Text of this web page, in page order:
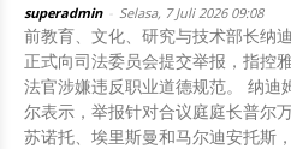
superadmin Selasa, 7 Juli 2026 09:08
前教育、文化、研究与技术部长纳
正式向司法委员会提交举报，指控
法官涉嫌违反职业道德规范。 纳迪姆的律师阿里・优素福・阿米
尔表示，举报针对合议庭庭长普尔
苏诺托、埃里斯曼和马尔迪安托斯